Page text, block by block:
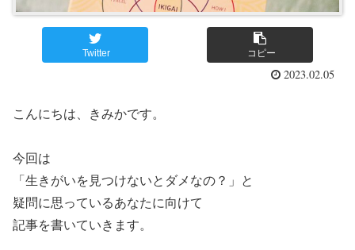
Twitter コピー
2023.02.05
こんにちは、きみかです。
今回は
「生きがいを見つけないとダメなの？」と
疑問に思っているあなたに向けて
記事を書いていきます。